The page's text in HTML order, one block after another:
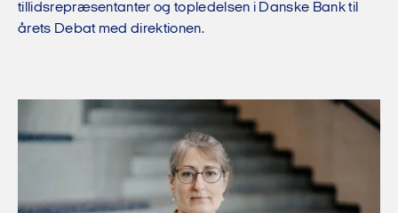
tillidsrepræsentanter og topledelsen i Danske Bank til
årets Debat med direktionen.